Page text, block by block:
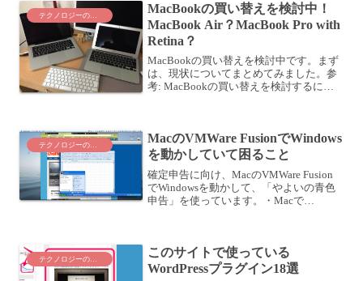
MacBookの買い替えを検討中！
MacBook Air？MacBook Pro with
Retina？
MacBookの買い替えを検討中です。まず
は、現状についてまとめてみました。参
考: MacBookの買い替えを検討するにあ
テクノロジーのこと
MacのVMWare FusionでWindows
を動かしていて困ること
確定申告に向け、MacのVMWare Fusion
でWindowsを動かして、「やよいの青色
申告」を使っています。・Macで
テクノロジーのこと
このサイトで使っている
WordPressプラグイン18選